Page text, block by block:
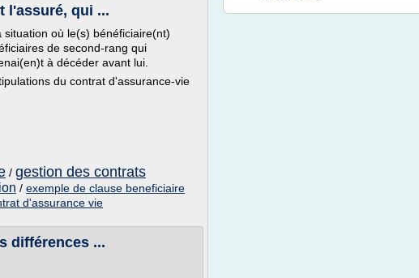
l'assuré, qui ...
où le(s) bénéficiaire(nt)
de second-rang qui
à décéder avant lui.
du contrat d'assurance-vie
/ gestion des contrats
/ exemple de clause beneficiaire
d'assurance vie
différences ...